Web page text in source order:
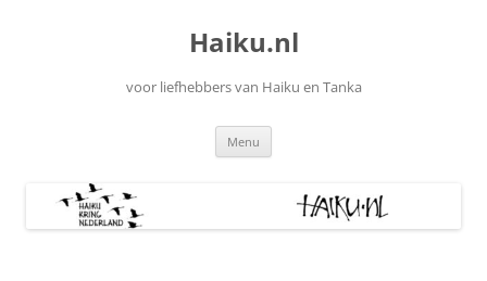
Haiku.nl
voor liefhebbers van Haiku en Tanka
Menu